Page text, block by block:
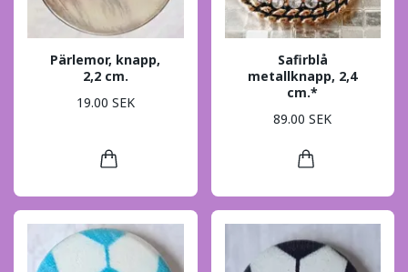
Pärlemor, knapp,
2,2 cm.
19.00 SEK
Safirblå
metallknapp, 2,4
cm.*
89.00 SEK